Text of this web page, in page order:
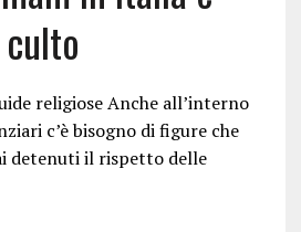
religiose Anche all’interno
c’è bisogno di figure che
detenuti il rispetto delle